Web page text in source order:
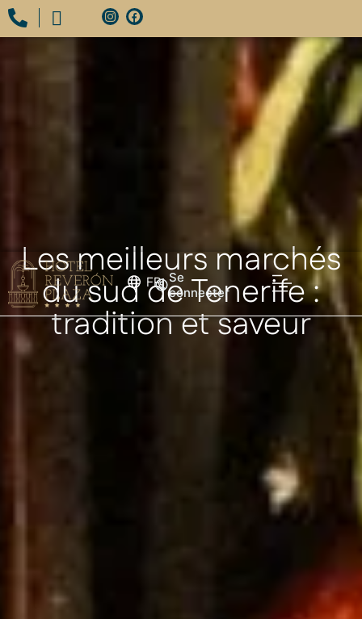
FR Se
connecter
Les meilleurs marchés
du sud de Tenerife :
tradition et saveur